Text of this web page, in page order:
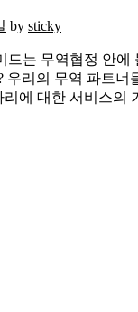
by sticky
드는 무역협정 안에
우리의 무역 파트
리에 대한 서비스의